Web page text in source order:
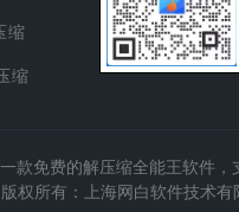
缩
缩
款免费的解压缩全能王软件
权所有：上海网白软件技术